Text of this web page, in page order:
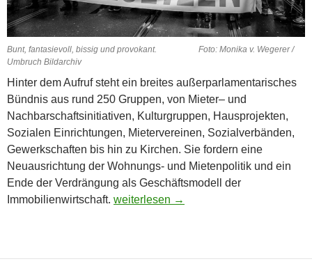
Bunt, fantasievoll, bissig und provokant. Foto: Monika v. Wegerer /
Umbruch Bildarchiv
Hinter dem Aufruf steht ein breites außerparlamentarisches
Bündnis aus rund 250 Gruppen, von Mieter– und
Nachbarschaftsinitiativen, Kulturgruppen, Hausprojekten,
Sozialen Einrichtungen, Mietervereinen, Sozialverbänden,
Gewerkschaften bis hin zu Kirchen. Sie fordern eine
Neuausrichtung der Wohnungs- und Mietenpolitik und ein
Ende der Verdrängung als Geschäftsmodell der
Immobilienwirtschaft. Gemeinsam gegen Verdrängung und
weiterlesen →